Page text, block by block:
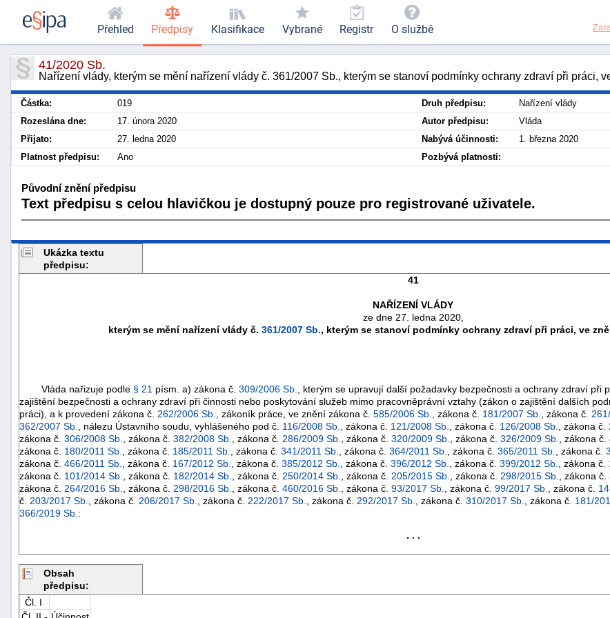
41/2020 Sb.
Nařízení vlády, kterým se mění nařízení vlády č. 361/2007 Sb., kterým se stanoví podmínky ochrany zdraví při práci,
Částka: 019 Druh předpisu:
Nařízení vlády
Rozeslána dne:
17. února 2020 Autor předpisu:
Vláda
Přijato:
27. ledna 2020 Nabývá účinnosti:
1. března 2020
Platnost předpisu:
Ano Pozbývá platnosti:
Původní znění předpisu
Text předpisu s celou hlavičkou je dostupný pouze pro registrované uživatele.
Ukázka textu
předpisu:
41
NAŘÍZENÍ VLÁDY
ze dne 27. ledna 2020,
kterým se mění nařízení vlády č. 361/2007 Sb., kterým se stanoví podmínky ochrany zdraví při práci, ve
Vláda nařizuje podle § 21 písm. a) zákona č. 309/2006 Sb.
, kterým se upravují další požadavky bezpečnosti a ochrany zdraví při
zajištění bezpečnosti a ochrany zdraví při činnosti nebo poskytování služeb mimo pracovněprávní vztahy (zákon o zajištění dalších
práci), a k provedení zákona č. 262/2006 Sb. , zákoník práce, ve znění zákona č. 585/2006 Sb. , zákona č. 181/2007 Sb. , zákona č.
362/2007 Sb.
, nálezu Ústavního soudu, vyhlášeného pod č. 116/2008 Sb. , zákona č. 121/2008 Sb. , zákona č. 126/2008 Sb. , zákona č.
zákona č. 306/2008 Sb. , zákona č. 382/2008 Sb. , zákona č. 286/2009 Sb. , zákona č. 320/2009 Sb. , zákona č. 326/2009 Sb. , zákona č.
zákona č. 180/2011 Sb. , zákona č. 185/2011 Sb. , zákona č. 341/2011 Sb. , zákona č. 364/2011 Sb. , zákona č. 365/2011 Sb. , zákona č.
zákona č. 466/2011 Sb. , zákona č. 167/2012 Sb. , zákona č. 385/2012 Sb. , zákona č. 396/2012 Sb. , zákona č. 399/2012 Sb. , zákona č.
zákona č. 101/2014 Sb. , zákona č. 182/2014 Sb. , zákona č. 250/2014 Sb. , zákona č. 205/2015 Sb. , zákona č. 298/2015 Sb. , zákona č.
zákona č. 264/2016 Sb. , zákona č. 298/2016 Sb. , zákona č. 460/2016 Sb. , zákona č. 93/2017 Sb. , zákona č. 99/2017 Sb. , zákona č.
č. 203/2017 Sb. , zákona č. 206/2017 Sb. , zákona č. 222/2017 Sb. , zákona č. 292/2017 Sb. , zákona č. 310/2017 Sb. , zákona č. 181/
366/2019 Sb. :
. . .
Obsah
předpisu:
Čl. I
Přehled Předpisy Klasifikace Vybrané Registr O službě